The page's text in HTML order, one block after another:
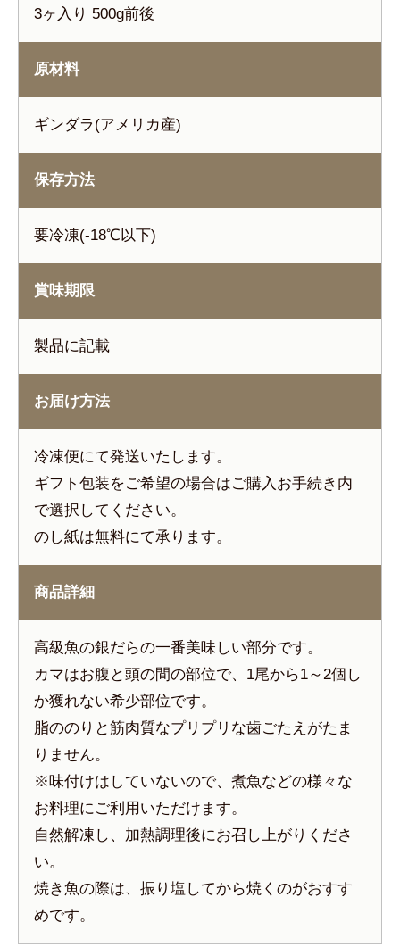
3ヶ入り 500g前後
原材料
ギンダラ(アメリカ産)
保存方法
要冷凍(-18℃以下)
賞味期限
製品に記載
お届け方法
冷凍便にて発送いたします。
ギフト包装をご希望の場合はご購入お手続き内
で選択してください。
のし紙は無料にて承ります。
商品詳細
高級魚の銀だらの一番美味しい部分です。
カマはお腹と頭の間の部位で、1尾から1～2個し
か獲れない希少部位です。
脂ののりと筋肉質なプリプリな歯ごたえがたま
りません。
※味付けはしていないので、煮魚などの様々な
お料理にご利用いただけます。
自然解凍し、加熱調理後にお召し上がりくださ
い。
焼き魚の際は、振り塩してから焼くのがおすす
めです。